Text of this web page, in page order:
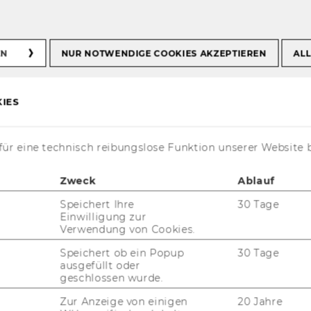
fach­über­grei­fen­de Da­ten­bank, in der
NUR NOTWENDIGE COOKIES AKZEPTIEREN
eine technisch reibungslose Funktion unserer Website
Zweck Ablauf
Speichert Ihre
Einwilligung zur
Verwendung von Cookies.
30 Tage
Speichert ob ein Popup
ausgefüllt oder
geschlossen wurde.
30 Tage
Zur Anzeige von einigen
20 Jahre